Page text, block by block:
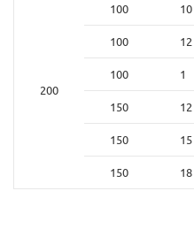
200
100 10
100 12
100 1
150 12
150 15
150 18